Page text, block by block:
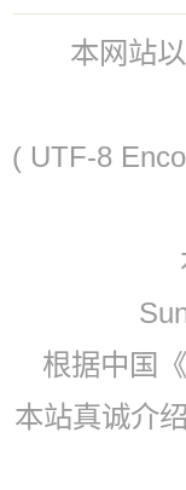
本网站
( UTF-8
根据中国
本站真诚介